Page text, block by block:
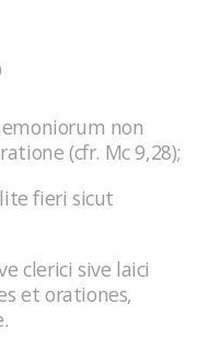
non
(cfr. Mc 9,28);
fieri sicut
clerici sive laici
et orationes,